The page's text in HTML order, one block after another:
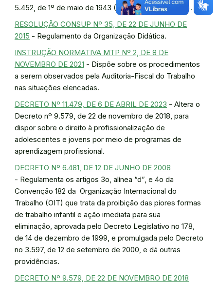
5.452, de 1º de maio de 1943 (Lei da Aprendizagem).
RESOLUÇÃO CONSUP Nº 35, DE 22 DE JUNHO DE
2015 - Regulamento da Organização Didática.
INSTRUÇÃO NORMATIVA MTP Nº 2, DE 8 DE
NOVEMBRO DE 2021 - Dispõe sobre os procedimentos
a serem observados pela Auditoria-Fiscal do Trabalho
nas situações elencadas.
DECRETO Nº 11.479, DE 6 DE ABRIL DE 2023 - Altera o
Decreto nº 9.579, de 22 de novembro de 2018, para
dispor sobre o direito à profissionalização de
adolescentes e jovens por meio de programas de
aprendizagem profissional.
DECRETO Nº 6.481, DE 12 DE JUNHO DE 2008
- Regulamenta os artigos 3o, alínea “d”, e 4o da
Convenção 182 da Organização Internacional do
Trabalho (OIT) que trata da proibição das piores formas
de trabalho infantil e ação imediata para sua
eliminação, aprovada pelo Decreto Legislativo no 178,
de 14 de dezembro de 1999, e promulgada pelo Decreto
no 3.597, de 12 de setembro de 2000, e dá outras
providências.
DECRETO Nº 9.579, DE 22 DE NOVEMBRO DE 2018